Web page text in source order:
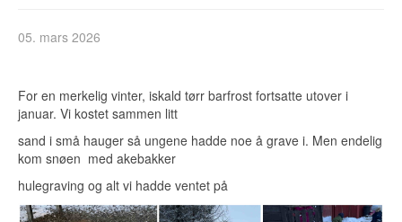
05. mars 2026
For en merkelig vinter, iskald tørr barfrost fortsatte utover i
januar. Vi kostet sammen litt
sand i små hauger så ungene hadde noe å grave i. Men endelig
kom snøen med akebakker
hulegraving og alt vi hadde ventet på